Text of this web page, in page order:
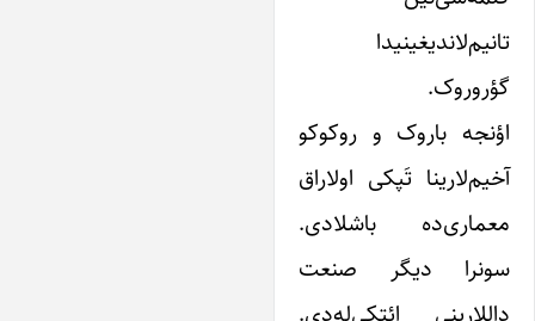
باروک و روکوکو
تَپکی اولاراق
باشلادی.
دیگر صنعت
ائتکی‌له‌دی.